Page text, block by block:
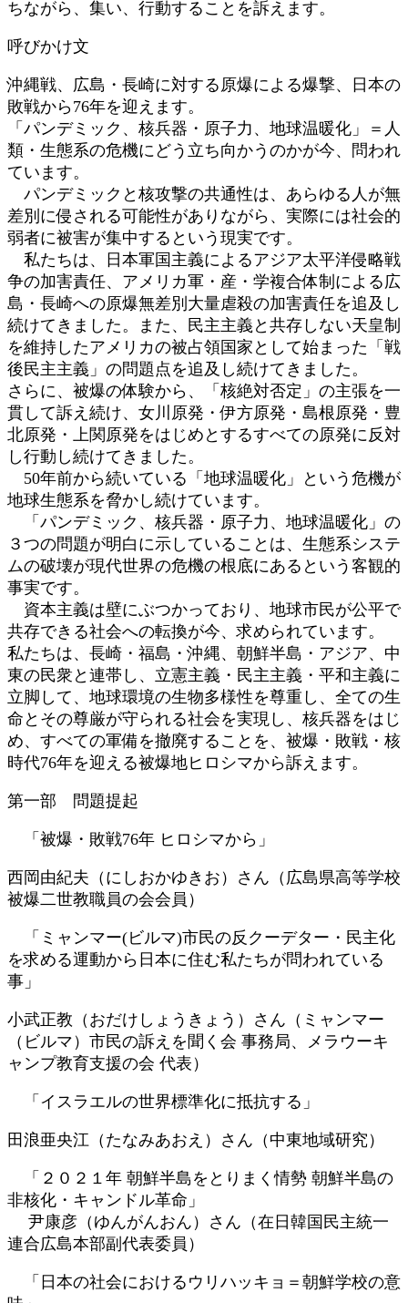
ちながら、集い、行動することを訴えます。
呼びかけ文
沖縄戦、広島・長崎に対する原爆による爆撃、日本の
敗戦から76年を迎えます。
「パンデミック、核兵器・原子力、地球温暖化」＝人
類・生態系の危機にどう立ち向かうのかが今、問われ
ています。
パンデミックと核攻撃の共通性は、あらゆる人が無
差別に侵される可能性がありながら、実際には社会的
弱者に被害が集中するという現実です。
私たちは、日本軍国主義によるアジア太平洋侵略戦
争の加害責任、アメリカ軍・産・学複合体制による広
島・長崎への原爆無差別大量虐殺の加害責任を追及し
続けてきました。また、民主主義と共存しない天皇制
を維持したアメリカの被占領国家として始まった「戦
後民主主義」の問題点を追及し続けてきました。
さらに、被爆の体験から、「核絶対否定」の主張を一
貫して訴え続け、女川原発・伊方原発・島根原発・豊
北原発・上関原発をはじめとするすべての原発に反対
し行動し続けてきました。
50年前から続いている「地球温暖化」という危機が
地球生態系を脅かし続けています。
「パンデミック、核兵器・原子力、地球温暖化」の
３つの問題が明白に示していることは、生態系システ
ムの破壊が現代世界の危機の根底にあるという客観的
事実です。
資本主義は壁にぶつかっており、地球市民が公平で
共存できる社会への転換が今、求められています。
私たちは、長崎・福島・沖縄、朝鮮半島・アジア、中
東の民衆と連帯し、立憲主義・民主主義・平和主義に
立脚して、地球環境の生物多様性を尊重し、全ての生
命とその尊厳が守られる社会を実現し、核兵器をはじ
め、すべての軍備を撤廃することを、被爆・敗戦・核
時代76年を迎える被爆地ヒロシマから訴えます。
第一部 問題提起
「被爆・敗戦76年 ヒロシマから」
西岡由紀夫（にしおかゆきお）さん（広島県高等学校
被爆二世教職員の会会員）
「ミャンマー(ビルマ)市民の反クーデター・民主化
を求める運動から日本に住む私たちが問われている
事」
小武正教（おだけしょうきょう）さん（ミャンマー
（ビルマ）市民の訴えを聞く会 事務局、メラウーキ
ャンプ教育支援の会 代表）
「イスラエルの世界標準化に抵抗する」
田浪亜央江（たなみあおえ）さん（中東地域研究）
「２０２１年 朝鮮半島をとりまく情勢 朝鮮半島の
非核化・キャンドル革命」
尹康彦（ゆんがんおん）さん（在日韓国民主統一
連合広島本部副代表委員）
「日本の社会におけるウリハッキョ＝朝鮮学校の意